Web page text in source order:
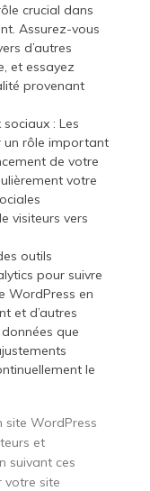
crucial dans
Assurez-vous
d’autres
et essayez
provenant
: Les
un rôle important
de votre
votre
visiteurs vers
outils
pour suivre
WordPress en
et d’autres
que
le
site WordPress
et
suivant ces
votre site